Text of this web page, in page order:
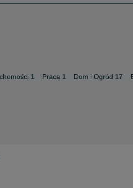
1 Praca 1 Dom i Ogród 17